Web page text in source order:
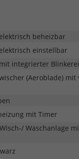
beheizbar
einstellbar
integrierter
(Aeroblade)
mit Timer
Waschanlage